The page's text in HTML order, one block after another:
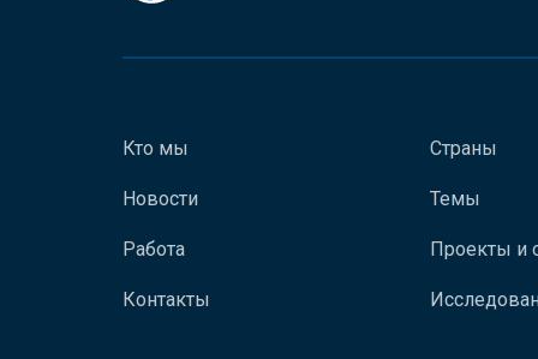
Кто мы
Новости
Работа
Контакты
Страны
Темы
Проекты и